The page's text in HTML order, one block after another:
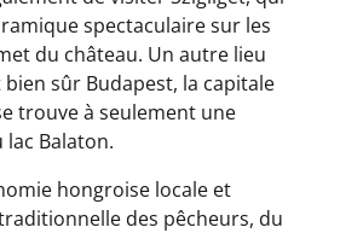
spectaculaire sur les
du château. Un autre lieu
sûr Budapest, la capitale
trouve à seulement une
Balaton.
hongroise locale et
des pêcheurs, du